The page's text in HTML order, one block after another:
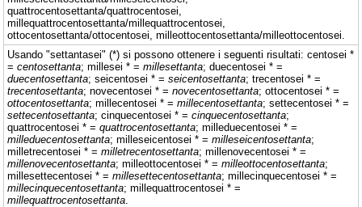
quattrocentosettanta/quattrocentosei,
millequattrocentosettanta/millequattrocentosei,
ottocentosettanta/ottocentosei, milleottocentosettanta/milleottocentosei.
Usando "settantasei" (*) si possono ottenere i seguenti risultati: centosei *
= centosettanta; millesei * = millesettanta; duecentosei * =
duecentosettanta; seicentosei * = seicentosettanta; trecentosei * =
trecentosettanta; novecentosei * = novecentosettanta; ottocentosei * =
ottocentosettanta; millecentosei * = millecentosettanta; settecentosei * =
settecentosettanta; cinquecentosei * = cinquecentosettanta;
quattrocentosei * = quattrocentosettanta; milleduecentosei * =
milleduecentosettanta; milleseicentosei * = milleseicentosettanta;
milletrecentosei * = milletrecentosettanta; millenovecentosei * =
millenovecentosettanta; milleottocentosei * = milleottocentosettanta;
millesettecentosei * = millesettecentosettanta; millecinquecentosei * =
millecinquecentosettanta; millequattrocentosei * =
millequattrocentosettanta